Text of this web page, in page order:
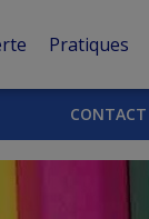
Pratiques
CONTACT